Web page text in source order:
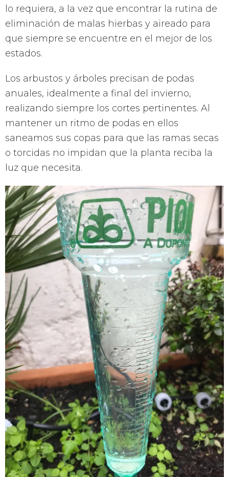
lo requiera, a la vez que encontrar la rutina de
eliminación de malas hierbas y aireado para
que siempre se encuentre en el mejor de los
estados.
Los arbustos y árboles precisan de podas
anuales, idealmente a final del invierno,
realizando siempre los cortes pertinentes. Al
mantener un ritmo de podas en ellos
saneamos sus copas para que las ramas secas
o torcidas no impidan que la planta reciba la
luz que necesita.